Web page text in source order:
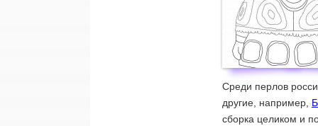
Среди перлов
другие, например,
сборка целиком и